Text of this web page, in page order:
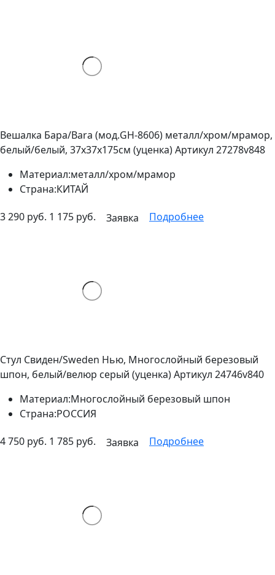
Вешалка Бара/Bara (мод.GH-8606) металл/хром/мрамор,
белый/белый, 37х37х175см (уценка)Артикул 27278v848
Материал:металл/хром/мрамор
Страна:КИТАЙ
3 290 руб. 1 175 руб. Заявка Подробнее
Стул Свиден/Sweden Нью, Многослойный березовый
шпон, белый/велюр серый (уценка)Артикул 24746v840
Материал:Многослойный березовый шпон
Страна:РОССИЯ
4 750 руб. 1 785 руб. Заявка Подробнее